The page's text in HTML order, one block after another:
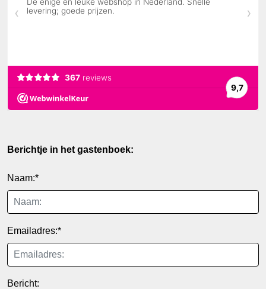
Berichtje in het gastenboek:
Naam:*
Emailadres:*
Bericht: